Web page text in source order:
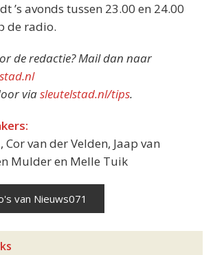
’s avonds tussen 23.00 en 24.00
de radio.
de redactie? Mail dan naar
viasleutelstad.nl/tips.
Cor van der Velden, Jaap van
Mulder en Melle Tuik
van Nieuws071